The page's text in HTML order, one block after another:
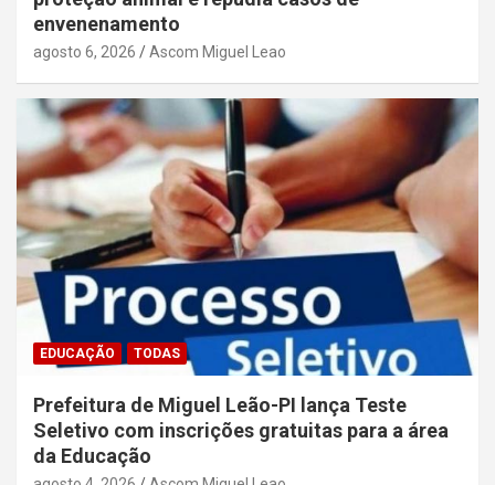
envenenamento
agosto 6, 2026 Ascom Miguel Leao
EDUCAÇÃO TODAS
Prefeitura de Miguel Leão-PI lança Teste
Seletivo com inscrições gratuitas para a área
da Educação